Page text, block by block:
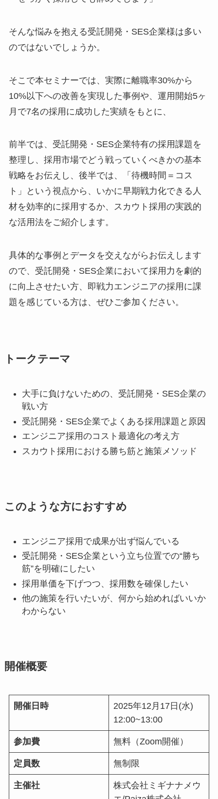
そんな悩みを抱える受託開発・SES企業様は多い
のではないでしょうか。
そこで本セミナーでは、実際に離職率30%から
10%以下への改善を実現した事例や、運用開始5ヶ
月で7名の採用に成功した実績をもとに、
前半では、受託開発・SES企業特有の採用課題を
整理し、採用市場でどう戦っていくべきかの基本
戦略をお伝えし、後半では、「待機時間＝コス
ト」という視点から、いかに早期戦力化できる人
材を効率的に採用するか、スカウト採用の実践的
な活用法をご紹介します。
具体的な事例とデータを交えながらお伝えします
ので、受託開発・SES企業において採用力を劇的
に向上させたい方、即戦力エンジニアの採用に課
題を感じている方は、ぜひご参加ください。
トークテーマ
大手に負けないための、受託開発・SES企業の
戦い方
受託開発・SES企業でよくある採用課題と原因
エンジニア採用のコスト最適化の考え方
スカウト採用における勝ち筋と施策メソッド
このような方におすすめ
エンジニア採用で成果が出ず悩んでいる
受託開発・SES企業という立ち位置での“勝ち
筋”を明確にしたい
採用単価を下げつつ、採用数を確保したい
他の施策を行いたいが、何から始めればいいか
わからない
開催概要
開催日時
2025年12月17日(水)
12:00~13:00
参加費 無料（Zoom開催）
定員数 無制限
主催社
株式会社ミギナナメウ